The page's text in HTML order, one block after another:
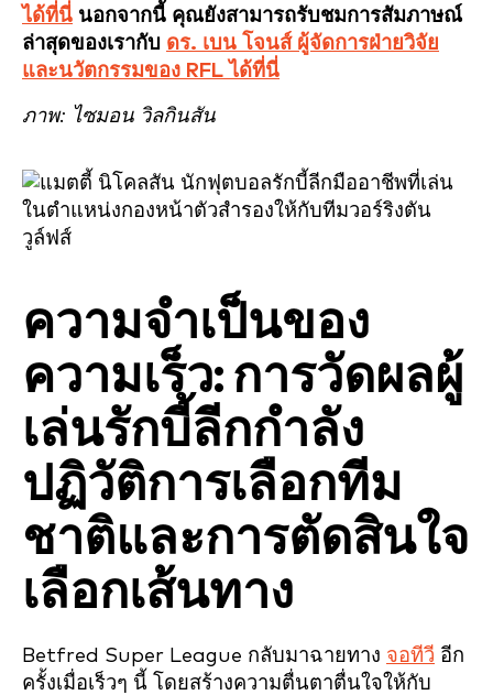
ได้ที่นี่ นอกจากนี้ คุณยังสามารถรับชมการสัมภาษณ์
ล่าสุดของเรากับ ดร. เบน โจนส์ ผู้จัดการฝ่ายวิจัย
และนวัตกรรมของ RFL ได้ที่นี่
ภาพ: ไซมอน วิลกินสัน
ความจำเป็นของ
ความเร็ว: การวัดผลผู้
เล่นรักบี้ลีกกำลัง
ปฏิวัติการเลือกทีม
ชาติและการตัดสินใจ
เลือกเส้นทาง
Betfred Super League กลับมาฉายทาง จอทีวี อีก
ครั้งเมื่อเร็วๆ นี้ โดยสร้างความตื่นตาตื่นใจให้กับ